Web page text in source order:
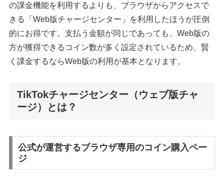
の課金機能を利用するよりも、ブラウザからアクセスで
きる「Web版チャージセンター」を利用したほうが圧倒
的にお得です。支払う金額が同じであっても、Web版の
方が獲得できるコイン数が多く設定されているため、賢
く課金するならWeb版の利用が基本となります。
TikTokチャージセンター（ウェブ版チャ
ージ）とは？
公式が運営するブラウザ専用のコイン購入ペー
ジ